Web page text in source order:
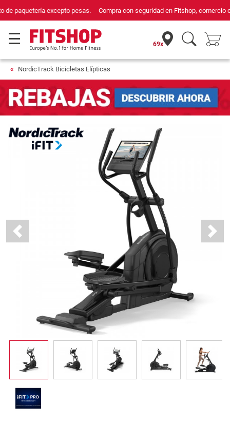
Compra con seguridad en Fitshop, comercio con sello de Confianza Online.
69x
NordicTrack Bicicletas Elípticas
Previous Next